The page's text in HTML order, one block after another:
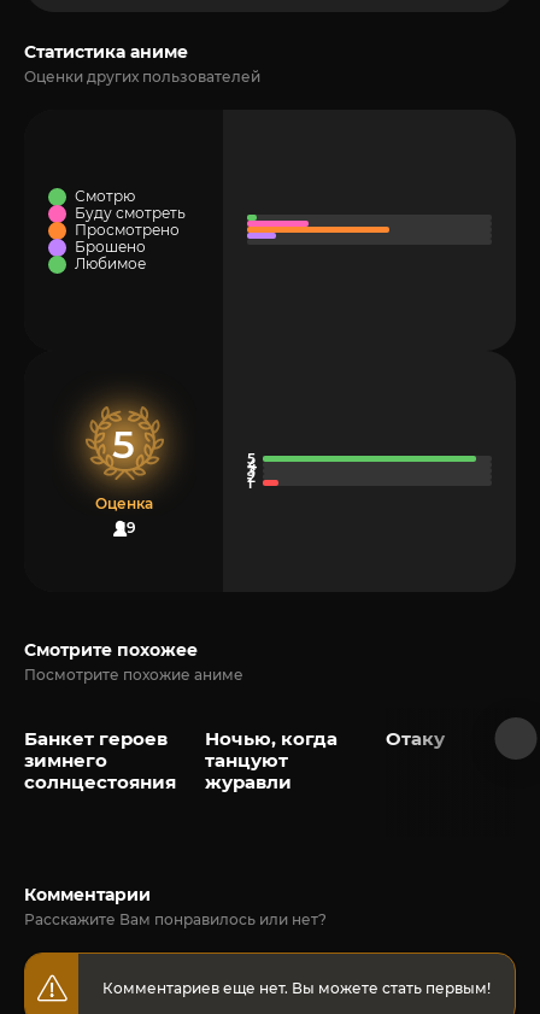
Статистика аниме
Оценки других пользователей
Смотрю
Буду смотреть
Просмотрено
Брошено
Любимое
5
Оценка
19
Смотрите похожее
Посмотрите похожие аниме
Банкет героев
зимнего
солнцестояния
Ночью, когда
танцуют
журавли
Отаку
Комментарии
Расскажите Вам понравилось или нет?
Комментариев еще нет. Вы можете стать первым!